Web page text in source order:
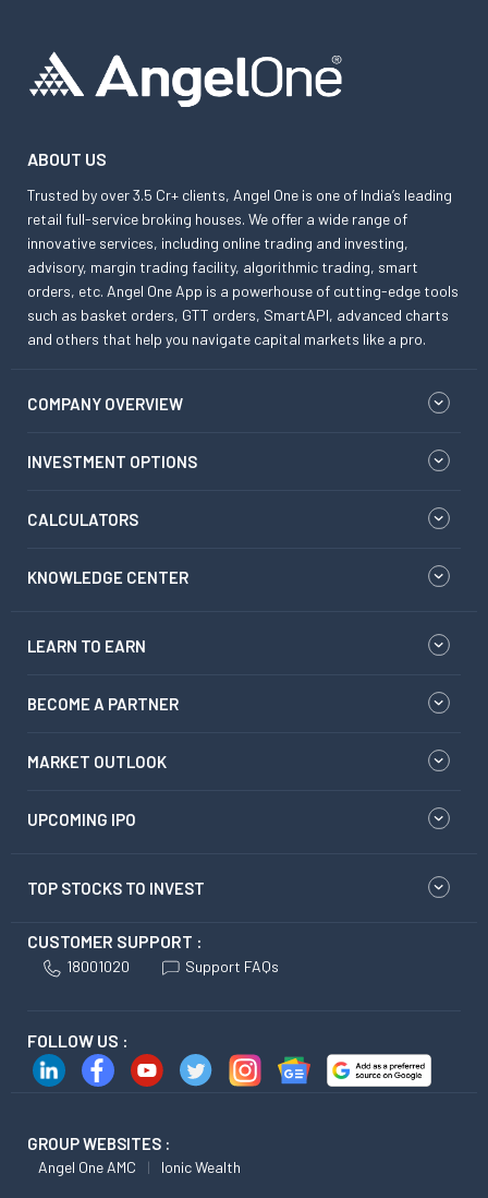
ABOUT US
Trusted by over 3.5 Cr+ clients, Angel One is one of India’s leading
retail full-service broking houses. We offer a wide range of
innovative services, including online trading and investing,
advisory, margin trading facility, algorithmic trading, smart
orders, etc. Angel One App is a powerhouse of cutting-edge tools
such as basket orders, GTT orders, SmartAPI, advanced charts
and others that help you navigate capital markets like a pro.
COMPANY OVERVIEW
INVESTMENT OPTIONS
CALCULATORS
KNOWLEDGE CENTER
LEARN TO EARN
BECOME A PARTNER
MARKET OUTLOOK
UPCOMING IPO
TOP STOCKS TO INVEST
CUSTOMER SUPPORT :
18001020 Support FAQs
FOLLOW US :
GROUP WEBSITES :
Angel One AMC Ionic Wealth